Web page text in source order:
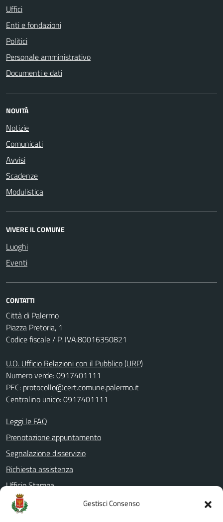
Gestisci Consenso
Uffici
Enti e fondazioni
Politici
Personale amministrativo
Documenti e dati
NOVITÀ
Notizie
Comunicati
Avvisi
Scadenze
Modulistica
VIVERE IL COMUNE
Luoghi
Eventi
CONTATTI
Città di Palermo
Piazza Pretoria, 1
Codice fiscale / P. IVA:80016350821
U.O. Ufficio Relazioni con il Pubblico (URP)
Numero verde: 0917401111
PEC: protocollo@cert.comune.palermo.it
Centralino unico: 0917401111
Leggi le FAQ
Prenotazione appuntamento
Segnalazione disservizio
Richiesta assistenza
Ufficio Stampa
Amministrazione Trasparente
Albo pretorio